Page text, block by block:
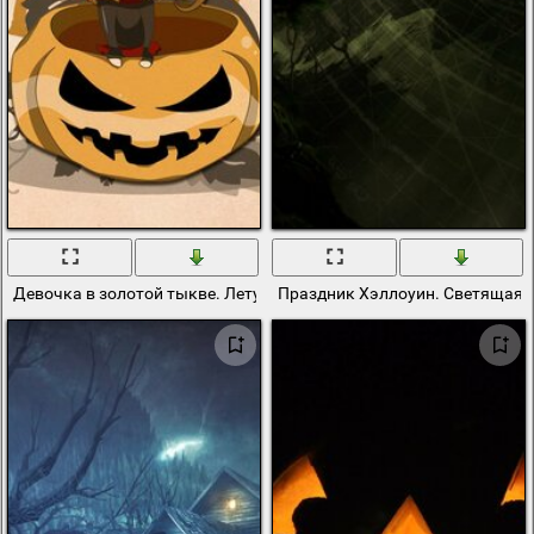
Девочка в золотой тыкве. Летучая мышьПраздник Хэллоуин.